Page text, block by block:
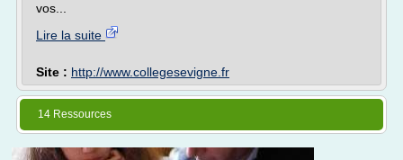
vos...
Lire la suite
Site : http://www.collegesevigne.fr
14 Ressources